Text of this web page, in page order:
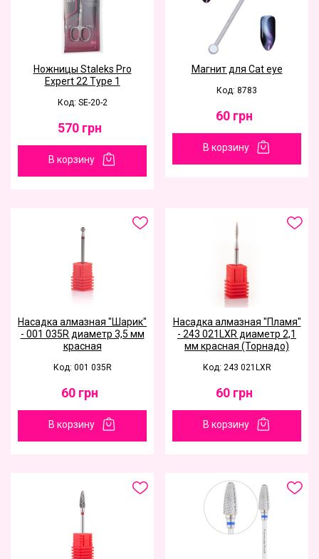
Ножницы Staleks Pro
Expert 22 Type 1
Код: SE-20-2
570 грн
В корзину
Магнит для Cat eye
Код: 8783
60 грн
В корзину
Насадка алмазная "Шарик"
- 001 035R диаметр 3,5 мм
красная
Код: 001 035R
60 грн
В корзину
Насадка алмазная "Пламя"
- 243 021LXR диаметр 2,1
мм красная (Торнадо)
Код: 243 021LXR
60 грн
В корзину